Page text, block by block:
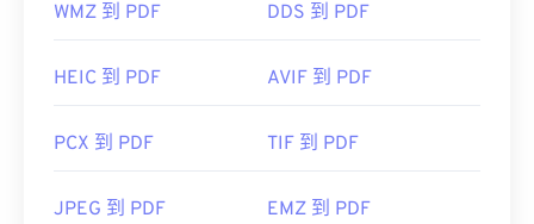
WMZ 到 PDF DDS 到 PDF
HEIC 到 PDF AVIF 到 PDF
PCX 到 PDF TIF 到 PDF
JPEG 到 PDF EMZ 到 PDF